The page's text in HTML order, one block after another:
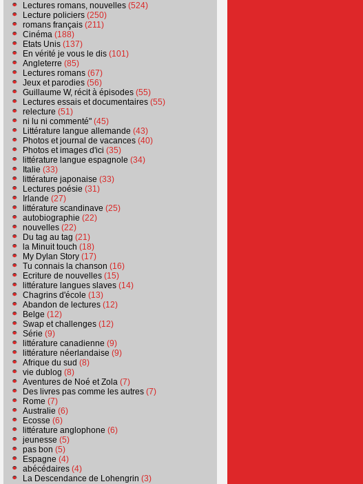
Lectures romans, nouvelles (524)
Lecture policiers (250)
romans français (211)
Cinéma (188)
Etats Unis (137)
En vérité je vous le dis (101)
Angleterre (85)
Lectures romans (67)
Jeux et parodies (56)
Guillaume W, récit à épisodes (55)
Lectures essais et documentaires (55)
relecture (51)
ni lu ni commenté" (45)
Littérature langue allemande (43)
Photos et journal de vacances (40)
Photos et images d'ici (35)
littérature langue espagnole (34)
Italie (33)
littérature japonaise (33)
Lectures poésie (31)
Irlande (27)
littérature scandinave (25)
autobiographie (22)
nouvelles (22)
Du tag au tag (21)
la Minuit touch (18)
My Dylan Story (17)
Tu connais la chanson (16)
Ecriture de nouvelles (15)
littérature langues slaves (14)
Chagrins d'école (13)
Abandon de lectures (12)
Belge (12)
Swap et challenges (12)
Série (9)
littérature canadienne (9)
littérature néerlandaise (9)
Afrique du sud (8)
vie dublog (8)
Aventures de Noé et Zola (7)
Des livres pas comme les autres (7)
Rome (7)
Australie (6)
Ecosse (6)
littérature anglophone (6)
jeunesse (5)
pas bon (5)
Espagne (4)
abécédaires (4)
La Descendance de Lohengrin (3)